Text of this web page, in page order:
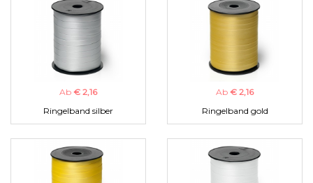
Ab € 2,16
Ringelband silber
Ab € 2,16
Ringelband gold